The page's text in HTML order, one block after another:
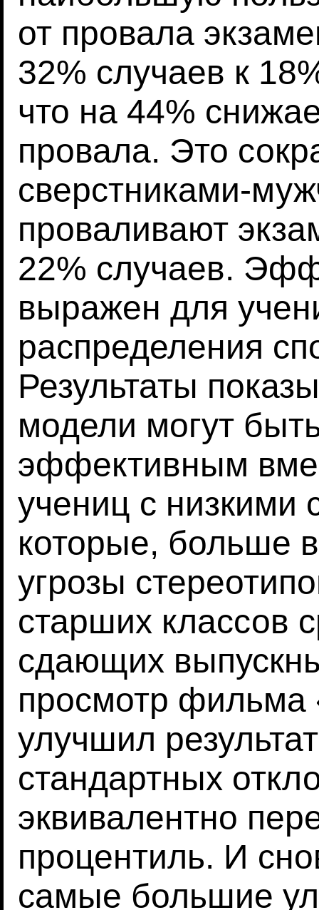
от провала
32% случаев к
что на 44%
провала. Это
сверстниками-
проваливают
22% случаев.
выражен для
распределения
Результаты
модели могут
эффективным
учениц с низкими
которые, больше
угрозы
старших классов
сдающих
просмотр фильма
улучшил
стандартных
эквивалентно
процентиль. И
самые большие